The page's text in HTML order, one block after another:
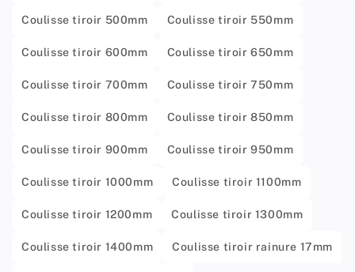
Coulisse tiroir 500mm Coulisse tiroir 550mm
Coulisse tiroir 600mm Coulisse tiroir 650mm
Coulisse tiroir 700mm Coulisse tiroir 750mm
Coulisse tiroir 800mm Coulisse tiroir 850mm
Coulisse tiroir 900mm Coulisse tiroir 950mm
Coulisse tiroir 1000mm Coulisse tiroir 1100mm
Coulisse tiroir 1200mm Coulisse tiroir 1300mm
Coulisse tiroir 1400mm Coulisse tiroir rainure 17mm